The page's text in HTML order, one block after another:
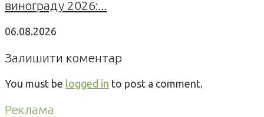
винограду 2026:...
06.08.2026
Залишити коментар
You must be logged in to post a comment.
Реклама